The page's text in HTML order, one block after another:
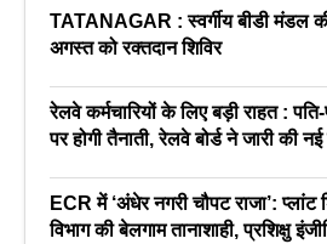
TATANAGAR : स्वर्गीय बीडी मंडल
अगस्त को रक्तदान शिविर
रेलवे कर्मचारियों के लिए बड़ी राहत :
पर होगी तैनाती, रेलवे बोर्ड ने जारी की
ECR में ‘अंधेर नगरी चौपट राजा’: प्लांट
विभाग की बेलगाम तानाशाही, प्रशिक्षु